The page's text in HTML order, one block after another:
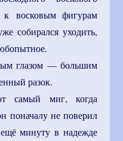
к восковым фигурам
собирался уходить,
глазом — большим
разок.
самый миг, когда
поначалу не поверил
минуту в надежде